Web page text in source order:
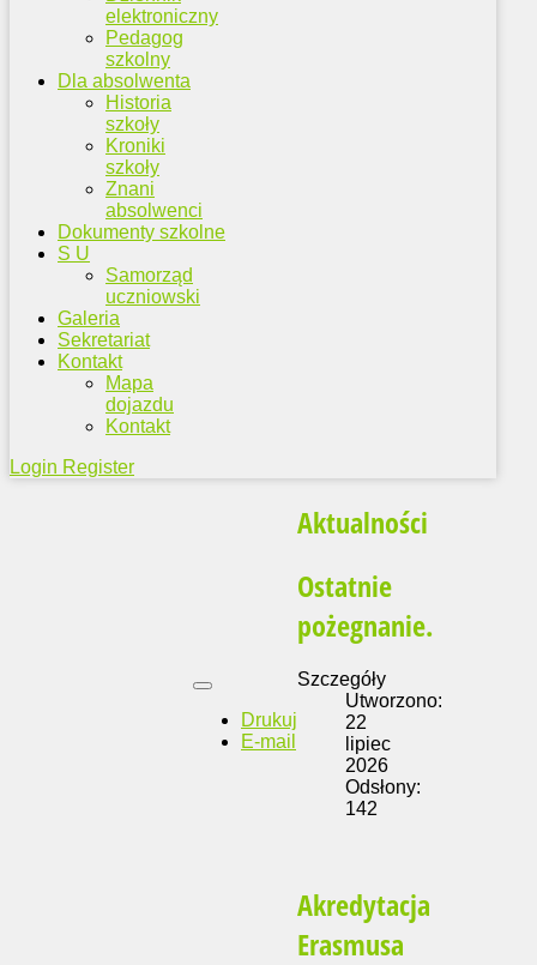
elektroniczny
Pedagog
szkolny
Dla absolwenta
Historia
szkoły
Kroniki
szkoły
Znani
absolwenci
Dokumenty szkolne
S U
Samorząd
uczniowski
Galeria
Sekretariat
Kontakt
Mapa
dojazdu
Kontakt
Login Register
Aktualności
Ostatnie
pożegnanie.
Drukuj
E-mail
Szczegóły
Utworzono:
22
lipiec
2026
Odsłony:
142
Akredytacja
Erasmusa